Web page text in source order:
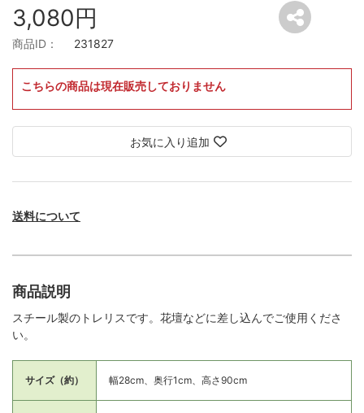
3,080円
商品ID： 231827
こちらの商品は現在販売しておりません
お気に入り追加
送料について
商品説明
スチール製のトレリスです。花壇などに差し込んでご使用くださ
い。
サイズ（約） 幅28cm、奥行1cm、高さ90cm